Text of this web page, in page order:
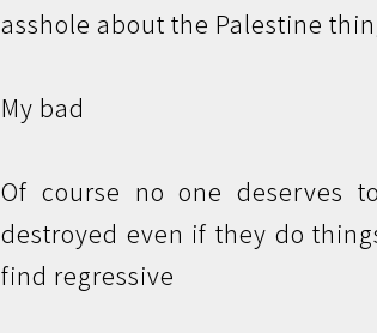
asshole about the Palestine
My bad
Of course no one deserves
destroyed even if they do
find regressive